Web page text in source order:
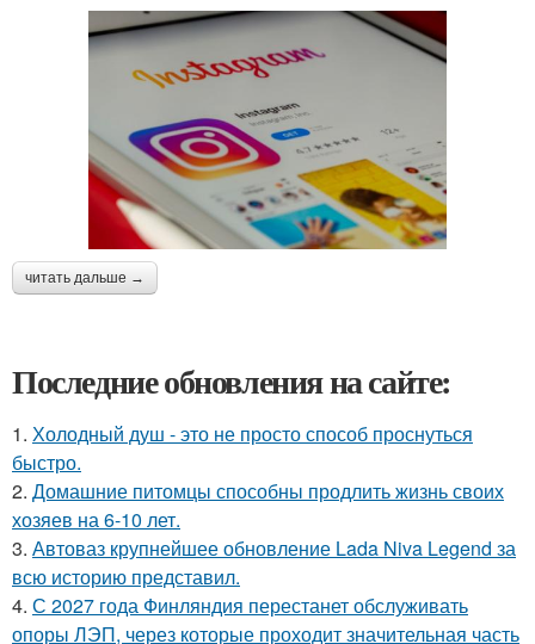
читать дальше →
Последние обновления на сайте:
1. Холодный душ - это не просто способ проснуться
быстро.
2. Домашние питомцы способны продлить жизнь своих
хозяев на 6-10 лет.
3. Автоваз крупнейшее обновление Lada Niva Legend за
всю историю представил.
4. С 2027 года Финляндия перестанет обслуживать
опоры ЛЭП, через которые проходит значительная часть